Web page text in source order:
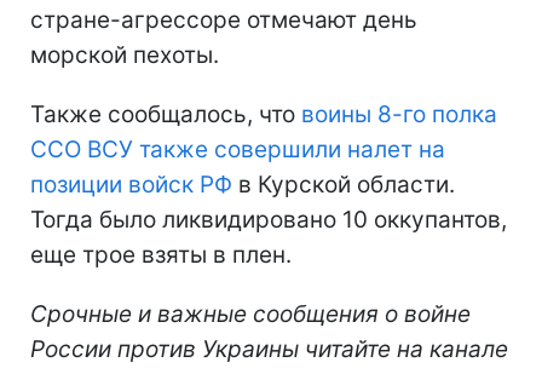
стране-агрессоре отмечают день
морской пехоты.
Также сообщалось, что воины 8-го полка
ССО ВСУ также совершили налет на
позиции войск РФ в Курской области.
Тогда было ликвидировано 10 оккупантов,
еще трое взяты в плен.
Срочные и важные сообщения о войне
России против Украины читайте на канале